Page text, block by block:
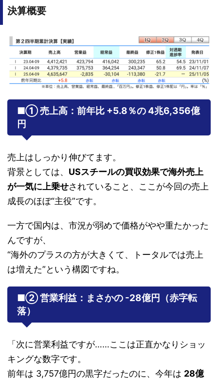
決算概要
■① 売上高：前年比 +5.8％の 4兆6,356億
円
売上はしっかり伸びてます。
背景としては、 USスチールの買収効果で海外売上
が一気に上乗せされていること、ここが今回の売上
成長のほぼ“主役”です。
一方で国内は、市況が弱めで価格がやや重たかった
んですが、
“海外のプラスの方が大きくて、トータルでは売上
は増えた”という構図ですね。
■② 営業利益：まさかの -28億円（赤字転
落）
「次に営業利益ですが……ここは正直かなりショッ
キングな数字です。
前年は 3,757億円の黒字だったのに、今年は 28億